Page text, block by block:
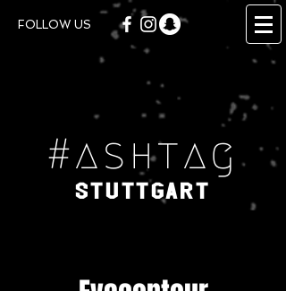
FOLLOW US
#ashtag
Stuttgart